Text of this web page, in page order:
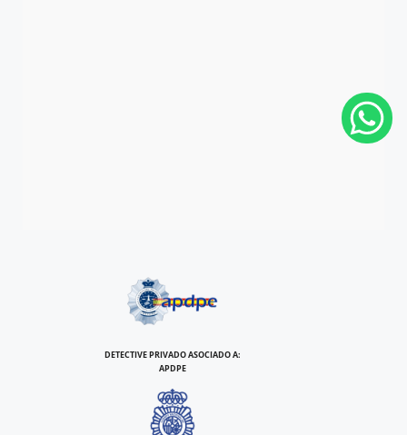
DETECTIVE PRIVADO ASOCIADO A:
APDPE